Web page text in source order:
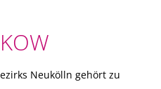
Neukölln gehört zu